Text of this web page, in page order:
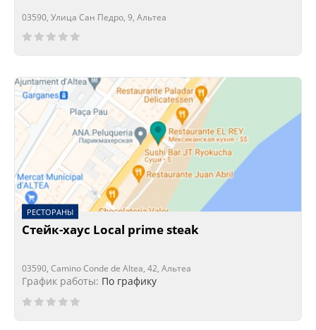
03590, Улица Сан Педро, 9, Альтеа
Сейчас открыто!
Сейчас закрыто!
РЕСТОРАНЫ
Стейк-хаус Local prime steak
03590, Camino Conde de Altea, 42, Альтеа
График работы: По графику